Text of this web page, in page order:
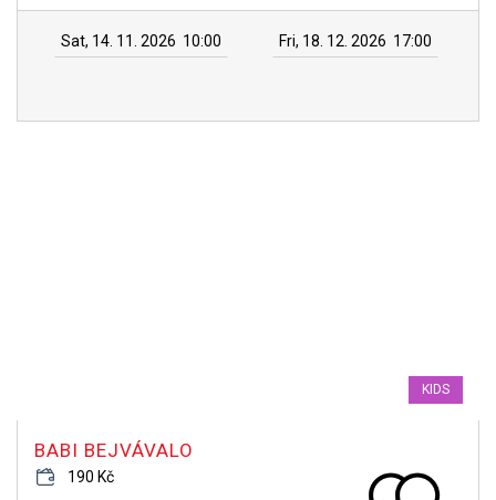
Sat, 14. 11. 2026 10:00 Fri, 18. 12. 2026 17:00
KIDS
BABI BEJVÁVALO
190 Kč